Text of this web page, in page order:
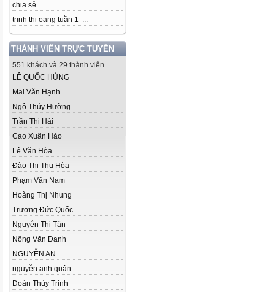
chia sẻ....
trinh thi oang tuần 1 ...
THÀNH VIÊN TRỰC TUYẾN
551 khách và 29 thành viên
LÊ QUỐC HÙNG
Mai Văn Hạnh
Ngô Thúy Hường
Trần Thị Hải
Cao Xuân Hào
Lê Văn Hòa
Đào Thị Thu Hòa
Phạm Văn Nam
Hoàng Thị Nhung
Trương Đức Quốc
Nguyễn Thị Tân
Nông Văn Danh
NGUYỄN AN
nguyễn anh quân
Đoàn Thùy Trinh